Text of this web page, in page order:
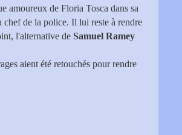
amoureux de Floria Tosca dans sa
chef de la police. Il lui reste à rendre
l'alternative de Samuel Ramey
aient été retouchés pour rendre